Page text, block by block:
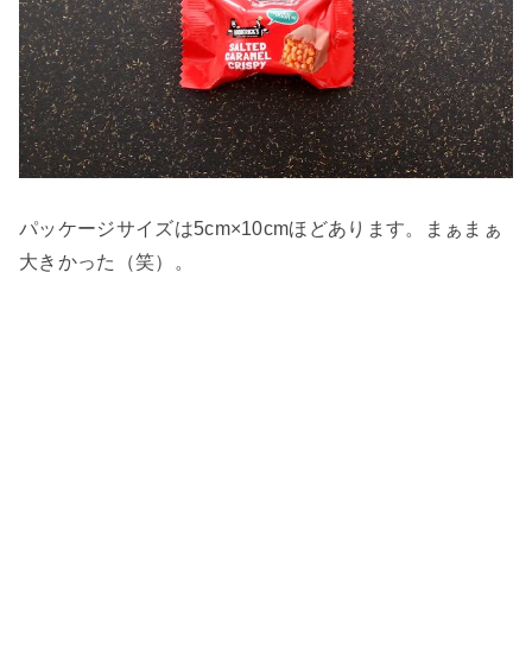
パッケージサイズは5cm×10cmほどあります。まぁまぁ
大きかった（笑）。